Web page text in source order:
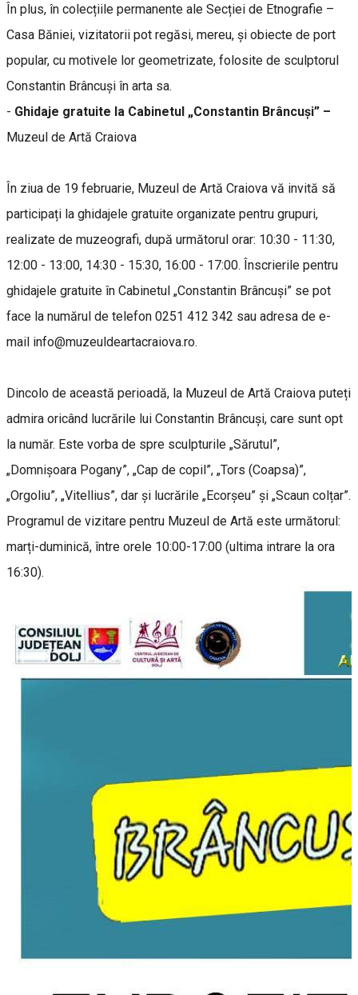
În plus, în colecțiile permanente ale Secției de Etnografie –
Casa Băniei, vizitatorii pot regăsi, mereu, și obiecte de port
popular, cu motivele lor geometrizate, folosite de sculptorul
Constantin Brâncuși în arta sa.
- Ghidaje gratuite la Cabinetul „Constantin Brâncuși” –
Muzeul de Artă Craiova
În ziua de 19 februarie, Muzeul de Artă Craiova vă invită să
participați la ghidajele gratuite organizate pentru grupuri,
realizate de muzeografi, după următorul orar: 10:30 - 11:30,
12:00 - 13:00, 14:30 - 15:30, 16:00 - 17:00. Înscrierile pentru
ghidajele gratuite în Cabinetul „Constantin Brâncuși” se pot
face la numărul de telefon 0251 412 342 sau adresa de e-
mail info@muzeuldeartacraiova.ro.
Dincolo de această perioadă, la Muzeul de Artă Craiova puteți
admira oricând lucrările lui Constantin Brâncuși, care sunt opt
la număr. Este vorba de spre sculpturile „Sărutul”,
„Domnișoara Pogany”, „Cap de copil”, „Tors (Coapsa)”,
„Orgoliu”, „Vitellius”, dar și lucrările „Ecorșeu” și „Scaun colțar”.
Programul de vizitare pentru Muzeul de Artă este următorul:
marți-duminică, între orele 10:00-17:00 (ultima intrare la ora
16:30).